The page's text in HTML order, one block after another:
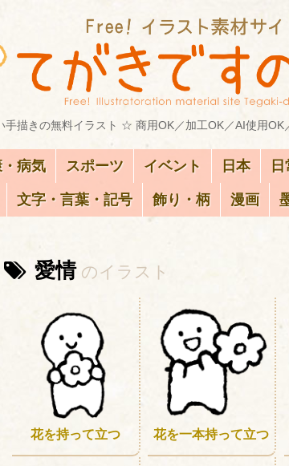
手描きの無料イラスト ☆ 商用OK／加工OK／AI使用
病気 スポーツ イベント 日本 日
文字・言葉・記号 飾り・柄 漫画
愛情
花を持って立つ 花を一本持って立つ